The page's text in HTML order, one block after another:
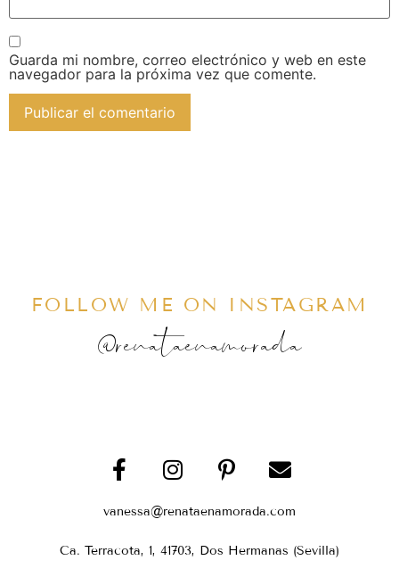
Guarda mi nombre, correo electrónico y web en este
navegador para la próxima vez que comente.
FOLLOW ME ON INSTAGRAM
@renataenamorada
vanessa@renataenamorada.com
Ca. Terracota, 1, 41703, Dos Hermanas (Sevilla)